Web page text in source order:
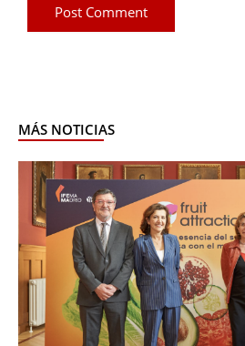
MÁS NOTICIAS
PagePagePagePagePage